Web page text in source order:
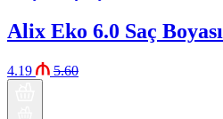
Alix Eko 6.0 Saç Boyası
4.19 5.60